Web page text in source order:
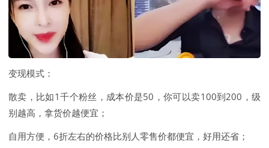
变现模式：
散卖，比如1千个粉丝，成本价是50，你可以卖100到200，级
别越高，拿货价越便宜；
自用方便，6折左右的价格比别人零售价都便宜，好用还省；